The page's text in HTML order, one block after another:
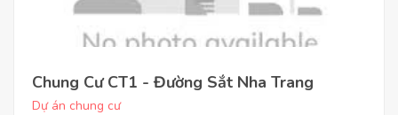
Chung Cư CT1 - Đường Sắt Nha Trang
Dự án chung cư